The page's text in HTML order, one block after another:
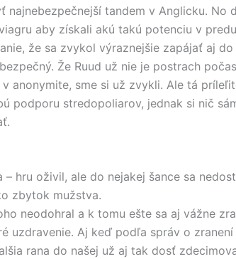
najnebezpečnejší tandem v Anglicku. No
aby získali akú takú potenciu v
že sa zvykol výraznejšie zapájať aj
Že Ruud už nie je postrach
anonymite, sme si už zvykli. Ale tá
podporu stredopoliarov, jednak si nič
– hru oživil, ale do nejakej šance sa
zbytok mužstva.
neodohral a k tomu ešte sa aj vážne
uzdravenie. Aj keď podľa správ o
rana do našej už aj tak dosť